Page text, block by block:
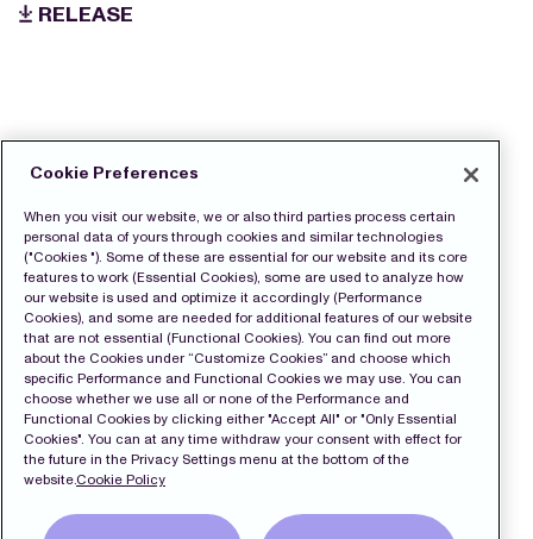
RELEASE
Cookie Preferences
When you visit our website, we or also third parties process certain
personal data of yours through cookies and similar technologies
("Cookies "). Some of these are essential for our website and its core
features to work (Essential Cookies), some are used to analyze how
our website is used and optimize it accordingly (Performance
Cookies), and some are needed for additional features of our website
that are not essential (Functional Cookies). You can find out more
about the Cookies under “Customize Cookies” and choose which
specific Performance and Functional Cookies we may use. You can
choose whether we use all or none of the Performance and
Functional Cookies by clicking either "Accept All" or "Only Essential
Cookies". You can at any time withdraw your consent with effect for
the future in the Privacy Settings menu at the bottom of the
website.Cookie Policy